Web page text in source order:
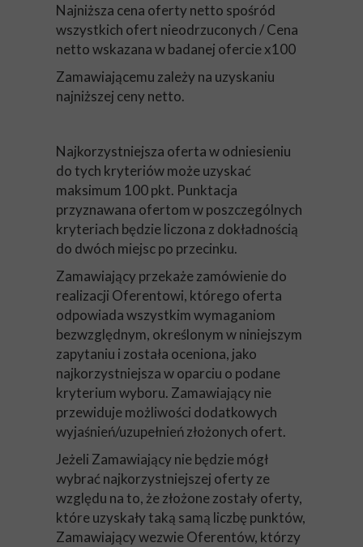
Najniższa cena oferty netto spośród
wszystkich ofert nieodrzuconych / Cena
netto wskazana w badanej ofercie x100
Zamawiającemu zależy na uzyskaniu
najniższej ceny netto.
Najkorzystniejsza oferta w odniesieniu
do tych kryteriów może uzyskać
maksimum 100 pkt. Punktacja
przyznawana ofertom w poszczególnych
kryteriach będzie liczona z dokładnością
do dwóch miejsc po przecinku.
Zamawiający przekaże zamówienie do
realizacji Oferentowi, którego oferta
odpowiada wszystkim wymaganiom
bezwzględnym, określonym w niniejszym
zapytaniu i została oceniona, jako
najkorzystniejsza w oparciu o podane
kryterium wyboru. Zamawiający nie
przewiduje możliwości dodatkowych
wyjaśnień/uzupełnień złożonych ofert.
Jeżeli Zamawiający nie będzie mógł
wybrać najkorzystniejszej oferty ze
względu na to, że złożone zostały oferty,
które uzyskały taką samą liczbę punktów,
Zamawiający wezwie Oferentów, którzy